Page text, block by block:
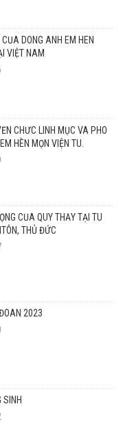
DÒNG ANH EM HÈN
VIỆT NAM
CHỨC LINH MỤC VÀ PHÓ
HÈN MỌN VIỆN TU.
CỦA QUÝ THẦY TẠI TU
THỦ ĐỨC
2023
SINH